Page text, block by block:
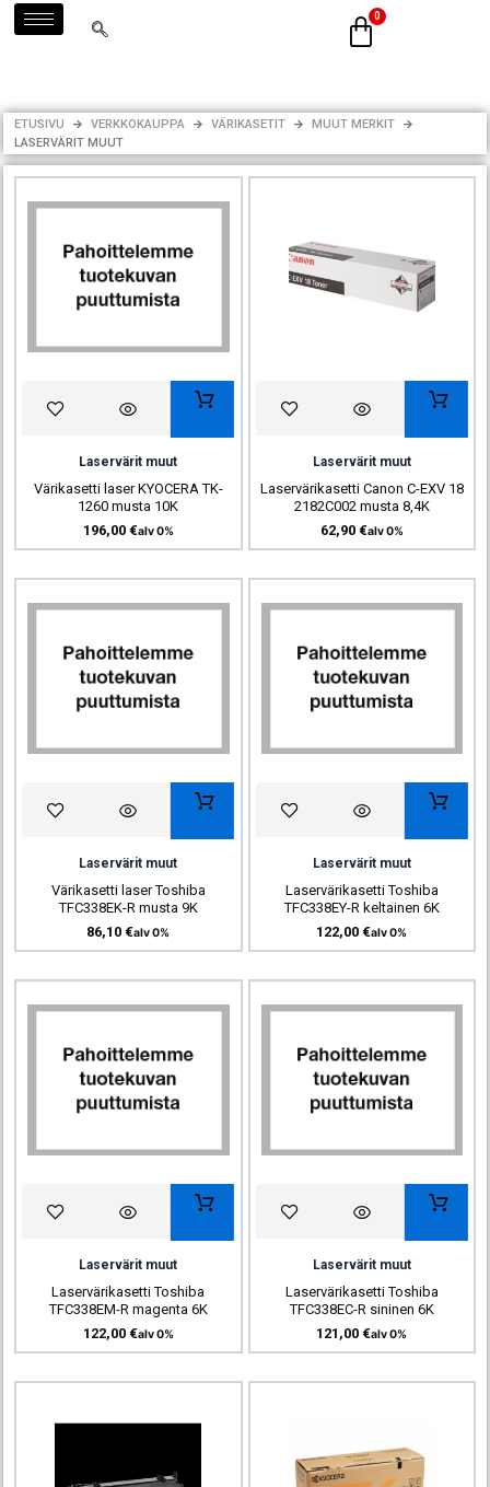
Siirry
sisältöön
ETUSIVU VERKKOKAUPPA VÄRIKASETIT
MUUT MERKIT
LASERVÄRIT MUUT
Laservärit muut
Värikasetti laser KYOCERA TK-
1260 musta 10K
196,00 €alv 0%
Laservärit muut
Laservärikasetti Canon C-EXV 18
2182C002 musta 8,4K
62,90 €alv 0%
Laservärit muut
Värikasetti laser Toshiba
TFC338EK-R musta 9K
86,10 €alv 0%
Laservärit muut
Laservärikasetti Toshiba
TFC338EY-R keltainen 6K
122,00 €alv 0%
Laservärit muut
Laservärikasetti Toshiba
TFC338EM-R magenta 6K
122,00 €alv 0%
Laservärit muut
Laservärikasetti Toshiba
TFC338EC-R sininen 6K
121,00 €alv 0%